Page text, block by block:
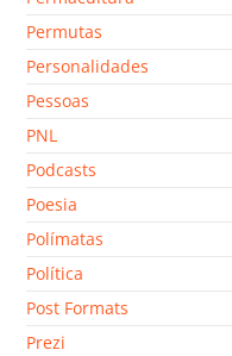
Permutas
Personalidades
Pessoas
PNL
Podcasts
Poesia
Polímatas
Política
Post Formats
Prezi